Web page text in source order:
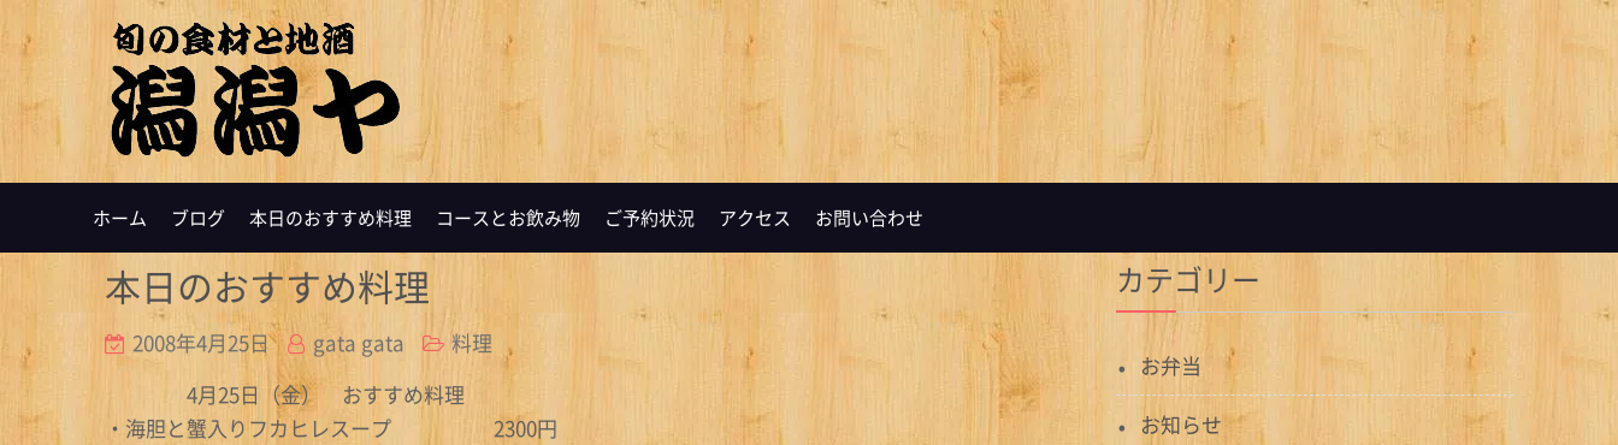
ホーム ブログ 本日のおすすめ料理 コースとお飲み物 ご予約状況 アクセス お問い合わせ
本日のおすすめ料理
2008年4月25日 gata gata
料理
4月25日（金） おすすめ料理
・海胆と蟹入りフカヒレスープ 2300円
カテゴリー
お弁当
お知らせ